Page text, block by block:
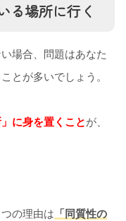
る場所に行く
場合、問題はあなた
とが多いでしょう。
に身を置くことが、
の理由は 「同質性の